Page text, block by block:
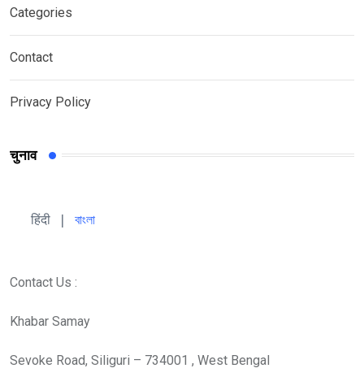
Categories
Contact
Privacy Policy
चुनाव
हिंदी বাংলা
Contact Us :
Khabar Samay
Sevoke Road, Siliguri – 734001 , West Bengal